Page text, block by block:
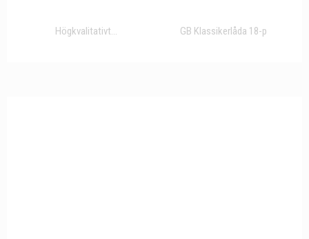
Högkvalitativt... GB Klassikerlåda 18-p